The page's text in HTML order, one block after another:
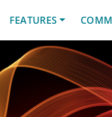
FEATURES